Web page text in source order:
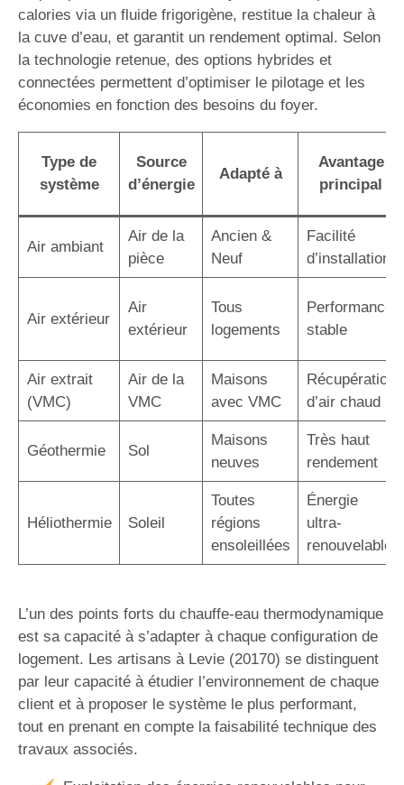
calories via un fluide frigorigène, restitue la chaleur à
la cuve d’eau, et garantit un rendement optimal. Selon
la technologie retenue, des options hybrides et
connectées permettent d’optimiser le pilotage et les
économies en fonction des besoins du foyer.
Type de
système
Source
d’énergie
Adapté à
Avantage
principal
Air ambiant
Air de la
pièce
Ancien &
Neuf
Facilité
d’installation
Air extérieur
Air
extérieur
Tous
logements
Performance
stable
Air extrait
(VMC)
Air de la
VMC
Maisons
avec VMC
Récupération
d’air chaud
Géothermie Sol
Maisons
neuves
Très haut
rendement
Héliothermie Soleil
Toutes
régions
ensoleillées
Énergie
ultra-
renouvelable
L’un des points forts du chauffe-eau thermodynamique
est sa capacité à s’adapter à chaque configuration de
logement. Les artisans à Levie (20170) se distinguent
par leur capacité à étudier l’environnement de chaque
client et à proposer le système le plus performant,
tout en prenant en compte la faisabilité technique des
travaux associés.